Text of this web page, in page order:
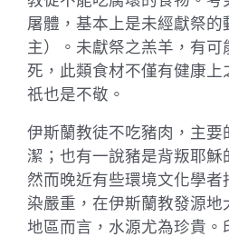
屠體， 基本上是未經獻祭的
主）。 未獻祭之羔羊，有可
死，此類食材不僅有健康上
祇也是不敬。
伊斯蘭教徒不吃豬肉，主要
潔；也有一說豬是背叛耶穌
然而晚近有些環境文化學者
染嚴重，在伊斯蘭教發源地
地區而言，水源尤為珍貴。